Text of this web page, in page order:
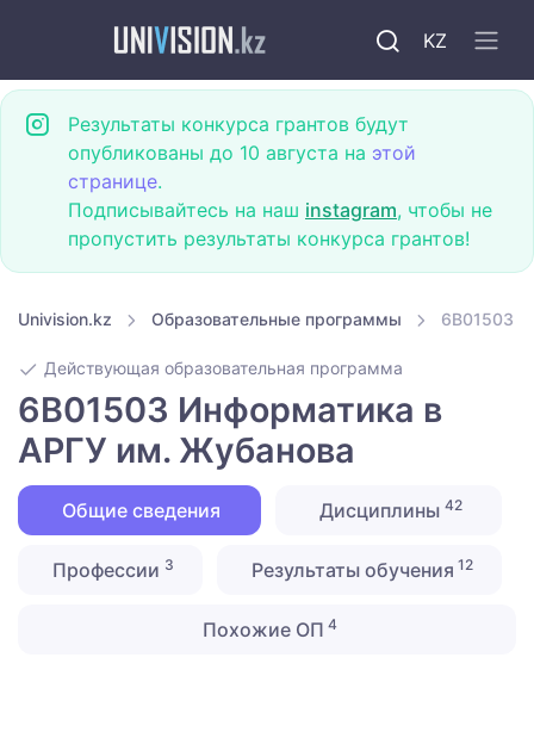
KZ
Результаты конкурса грантов будут
опубликованы до 10 августа на этой
странице.
Подписывайтесь на наш instagram, чтобы не
пропустить результаты конкурса грантов!
Univision.kz Образовательные программы 6B01503
Действующая образовательная программа
6B01503 Информатика в
АРГУ им. Жубанова
Общие сведения Дисциплины 42
Профессии 3 Результаты обучения 12
Похожие ОП 4